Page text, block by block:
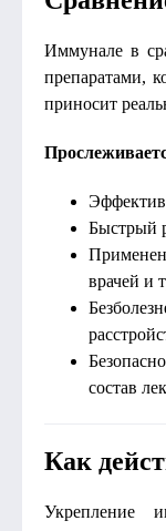
Иммунале в
препаратами,
приносит
Быстрый
врачей и
состав
Как
Укрепление